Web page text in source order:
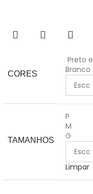
CORES
Preto e
Branco
TAMANHOS
P
M
G
Limpar